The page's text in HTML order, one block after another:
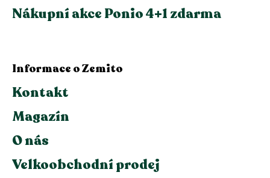
Nákupní akce Ponio 4+1 zdarma
Informace o Zemito
Kontakt
Magazín
O nás
Velkoobchodní prodej